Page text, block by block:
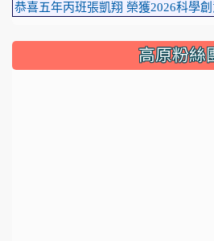
五年丙班張凱翔 榮獲2026科學創意機
高原粉絲